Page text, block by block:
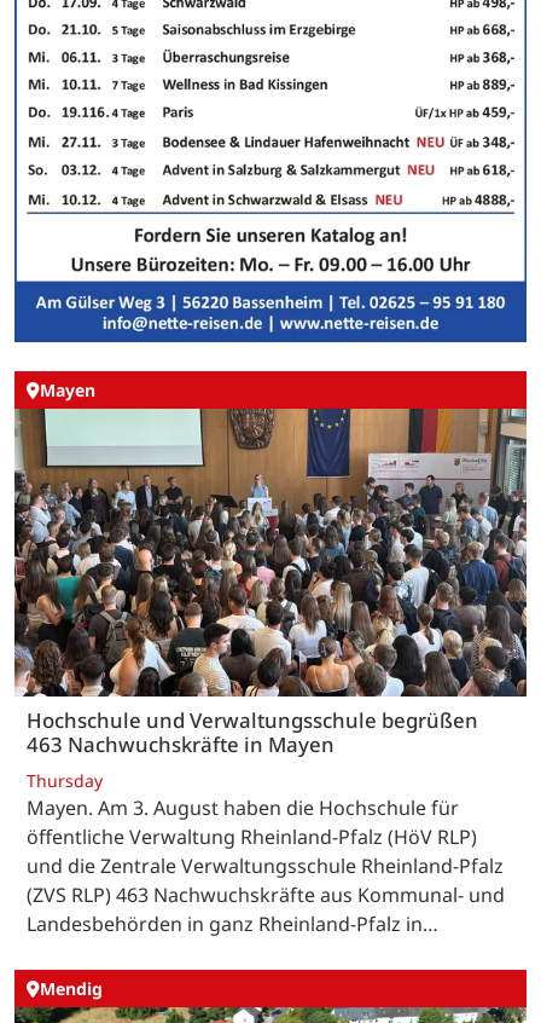
Mayen
Hochschule und Verwaltungsschule begrüßen
463 Nachwuchskräfte in Mayen
Thursday
Mayen. Am 3. August haben die Hochschule für
öffentliche Verwaltung Rheinland-Pfalz (HöV RLP)
und die Zentrale Verwaltungsschule Rheinland-Pfalz
(ZVS RLP) 463 Nachwuchskräfte aus Kommunal- und
Landesbehörden in ganz Rheinland-Pfalz in…
Mendig